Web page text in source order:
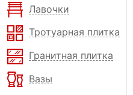
Лавочки
Тротуарная плитка
Гранитная плитка
Вазы